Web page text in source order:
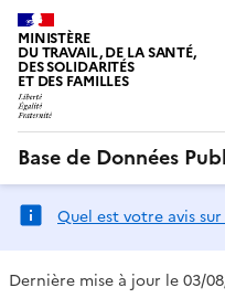
MINISTÈRE
DU TRAVAIL, DE LA SANTÉ,
DES SOLIDARITÉS
ET DES FAMILLES
Base de Données
Quel est votre avis
Dernière mise à jour le 03/